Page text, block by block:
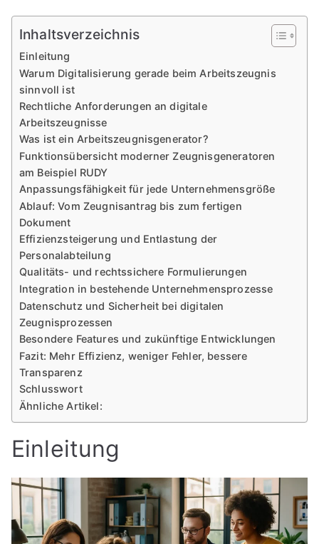
Inhaltsverzeichnis
Einleitung
Warum Digitalisierung gerade beim Arbeitszeugnis
sinnvoll ist
Rechtliche Anforderungen an digitale
Arbeitszeugnisse
Was ist ein Arbeitszeugnisgenerator?
Funktionsübersicht moderner Zeugnisgeneratoren
am Beispiel RUDY
Anpassungsfähigkeit für jede Unternehmensgröße
Ablauf: Vom Zeugnisantrag bis zum fertigen
Dokument
Effizienzsteigerung und Entlastung der
Personalabteilung
Qualitäts- und rechtssichere Formulierungen
Integration in bestehende Unternehmensprozesse
Datenschutz und Sicherheit bei digitalen
Zeugnisprozessen
Besondere Features und zukünftige Entwicklungen
Fazit: Mehr Effizienz, weniger Fehler, bessere
Transparenz
Schlusswort
Ähnliche Artikel:
Einleitung